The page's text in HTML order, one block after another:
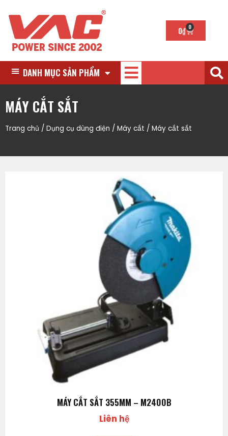
0₫ 0
DANH MỤC SẢN PHẨM
MÁY CẮT SẮT
Trang chủ / Dụng cụ dùng điện / Máy cắt / Máy cắt sắt
MÁY CẮT SẮT 355MM – M2400B
Liên hệ